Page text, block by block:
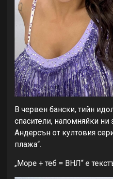
В червен бански, тийн
спасители, напомняйки ни
Андерсън от култовия
плажа“.
„Море + теб = ВНЛ“ е